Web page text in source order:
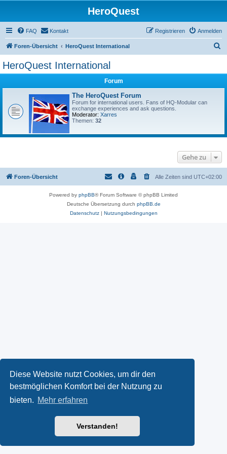
Diese Website nutzt Cookies, um dir den
bestmöglichen Komfort bei der Nutzung zu
bieten. Mehr erfahren
Verstanden!
HeroQuest
FAQ Kontakt Anmelden
Registrieren
Foren-Übersicht HeroQuest International
HeroQuest International
Forum
The HeroQuest Forum
Forum for international users. Fans of HQ-Modular can
exchange experiences and ask questions.
Moderator: Xarres
Themen: 32
Gehe zu
Foren-Übersicht Alle Zeiten sind UTC+02:00
Powered by phpBB® Forum Software © phpBB Limited
Deutsche Übersetzung durch phpBB.de
Datenschutz| Nutzungsbedingungen